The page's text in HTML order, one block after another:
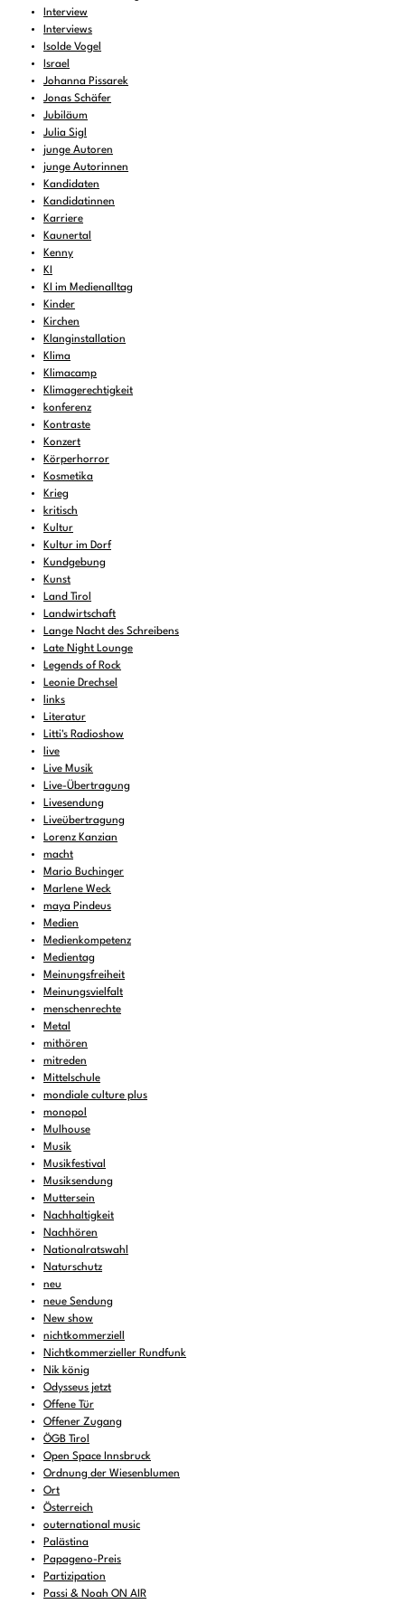
Interview
Interviews
Isolde Vogel
Israel
Johanna Pissarek
Jonas Schäfer
Jubiläum
Julia Sigl
junge Autoren
junge Autorinnen
Kandidaten
Kandidatinnen
Karriere
Kaunertal
Kenny
KI
KI im Medienalltag
Kinder
Kirchen
Klanginstallation
Klima
Klimacamp
Klimagerechtigkeit
konferenz
Kontraste
Konzert
Körperhorror
Kosmetika
Krieg
kritisch
Kultur
Kultur im Dorf
Kundgebung
Kunst
Land Tirol
Landwirtschaft
Lange Nacht des Schreibens
Late Night Lounge
Legends of Rock
Leonie Drechsel
links
Literatur
Litti's Radioshow
live
Live Musik
Live-Übertragung
Livesendung
Liveübertragung
Lorenz Kanzian
macht
Mario Buchinger
Marlene Weck
maya Pindeus
Medien
Medienkompetenz
Medientag
Meinungsfreiheit
Meinungsvielfalt
menschenrechte
Metal
mithören
mitreden
Mittelschule
mondiale culture plus
monopol
Mulhouse
Musik
Musikfestival
Musiksendung
Muttersein
Nachhaltigkeit
Nachhören
Nationalratswahl
Naturschutz
neu
neue Sendung
New show
nichtkommerziell
Nichtkommerzieller Rundfunk
Nik könig
Odysseus jetzt
Offene Tür
Offener Zugang
ÖGB Tirol
Open Space Innsbruck
Ordnung der Wiesenblumen
Ort
Österreich
outernational music
Palästina
Papageno-Preis
Partizipation
Passi & Noah ON AIR